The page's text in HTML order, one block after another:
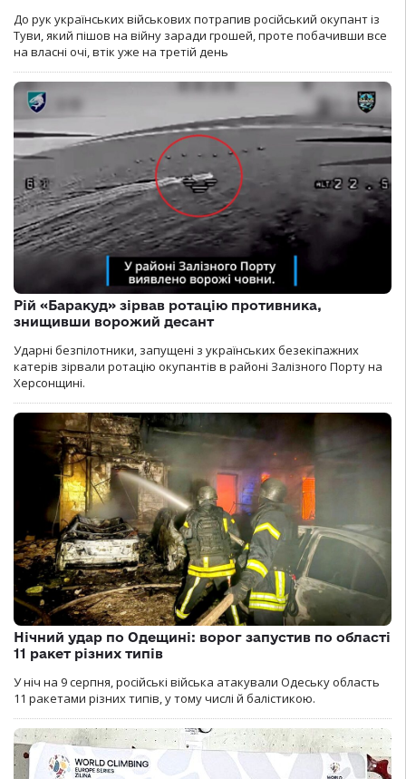
До рук українських військових потрапив російський окупант із
Туви, який пішов на війну заради грошей, проте побачивши все
на власні очі, втік уже на третій день
Рій «Баракуд» зірвав ротацію противника,
знищивши ворожий десант
Ударні безпілотники, запущені з українських безекіпажних
катерів зірвали ротацію окупантів в районі Залізного Порту на
Херсонщині.
Нічний удар по Одещині: ворог запустив по області
11 ракет різних типів
У ніч на 9 серпня, російські війська атакували Одеську область
11 ракетами різних типів, у тому числі й балістикою.